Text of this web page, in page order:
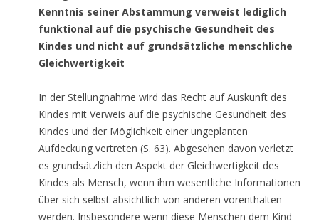
Kenntnis seiner Abstammung verweist lediglich
funktional auf die psychische Gesundheit des
Kindes und nicht auf grundsätzliche menschliche
Gleichwertigkeit
In der Stellungnahme wird das Recht auf Auskunft des
Kindes mit Verweis auf die psychische Gesundheit des
Kindes und der Möglichkeit einer ungeplanten
Aufdeckung vertreten (S. 63). Abgesehen davon verletzt
es grundsätzlich den Aspekt der Gleichwertigkeit des
Kindes als Mensch, wenn ihm wesentliche Informationen
über sich selbst absichtlich von anderen vorenthalten
werden. Insbesondere wenn diese Menschen dem Kind